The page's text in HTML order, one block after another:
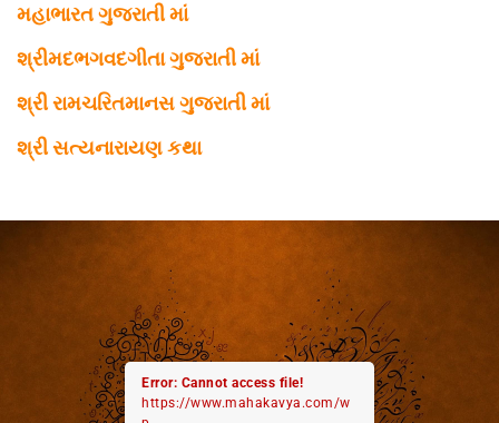
મહાભારત ગુજરાતી માં
શ્રીમદભગવદગીતા ગુજરાતી માં
શ્રી રામચરિતમાનસ ગુજરાતી માં
શ્રી સત્યનારાયણ કથા
Error: Cannot access file!
https://www.mahakavya.com/w